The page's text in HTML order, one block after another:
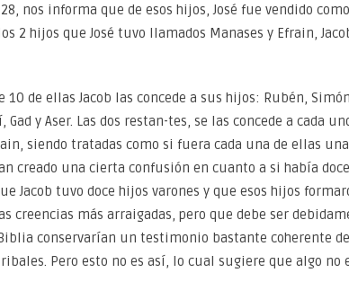
nos informa que de esos hijos, José fue vendido como
2 hijos que José tuvo llamados Manases y Efrain,
de ellas Jacob las concede a sus hijos: Rubén,
y Aser. Las dos restan-tes, se las concede a cada
siendo tratadas como si fuera cada una de ellas una
creado una cierta confusión en cuanto a si había
Jacob tuvo doce hijos varones y que esos hijos
creencias más arraigadas, pero que debe ser
conservarían un testimonio bastante coherente
Pero esto no es así, lo cual sugiere que algo no